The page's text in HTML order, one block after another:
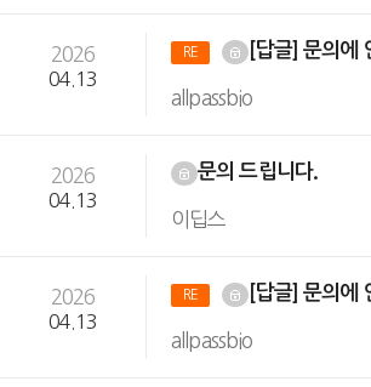
2026
04.13
RE [답글] 문의에
allpassbio
2026
04.13
문의 드립니다.
이딥스
2026
04.13
RE [답글] 문의에
allpassbio